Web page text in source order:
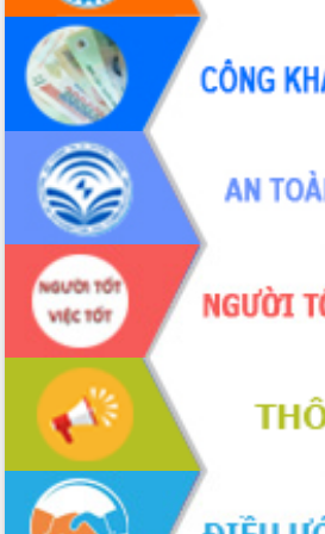
món ăn từ sầu riêng
Đắk Lắk công bố Quy hoạch và xúc
tiến đầu tư tỉnh
Ngành cá ngừ Đắk Lắk chủ động thích
ứng để giữ vững thị trường xuất khẩu
Diễn đàn Kinh tế tư nhân Việt Nam đột
phá cơ chế - Hợp tác công tư
Đề án 06 tạo bước ngoặt đột phá trong
cải cách hành chính tỉnh Đắk Lắk
Kết nối tour, đẩy mạnh chuyển đổi số
để phát triển du lịch Đắk Lắk
Khởi động Dự án Đầu tư xây dựng hạ
tầng kỹ thuật Cụm công nghiệp Tân
Gặp mặt các cơ quan báo chí nhân Kỷ
niệm 101 năm Ngày Báo chí Cách
mạng Việt Nam
Đắk Lắk sơ kết 4 năm triển khai thực
hiện Đề án 06 của Chính phủ
Họp báo thông tin về Hội nghị Công bố